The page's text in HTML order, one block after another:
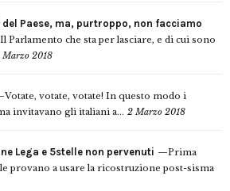
Paese, ma, purtroppo, non facciamo
Il Parlamento che sta per lasciare, e di cui sono
Marzo 2018
Votate, votate, votate! In questo modo i
invitavano gli italiani a... 2 Marzo 2018
Lega e 5stelle non pervenuti
Prima
provano a usare la ricostruzione post-sisma